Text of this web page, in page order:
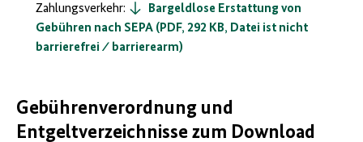
Zahlungsverkehr:
Bargeldlose Erstattung von
Gebühren nach SEPA (PDF, 292 KB, Datei ist nicht
barrierefrei ⁄ barrierearm)
Gebührenverordnung und
Entgeltverzeichnisse zum Download